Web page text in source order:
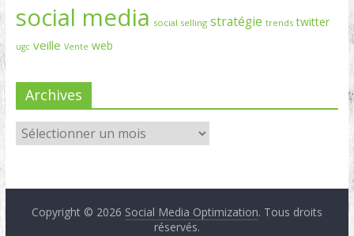
social media social selling stratégie trends twitter
ugc veille Vente web
Archives
Copyright © 2026 Social Media Optimization. Tous droits
réservés.